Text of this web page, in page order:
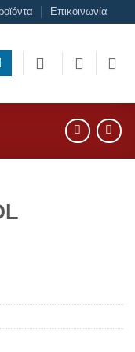
Επικοινωνία